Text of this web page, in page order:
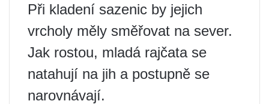
Při kladení sazenic by jejich
vrcholy měly směřovat na sever.
Jak rostou, mladá rajčata se
natahují na jih a postupně se
narovnávají.